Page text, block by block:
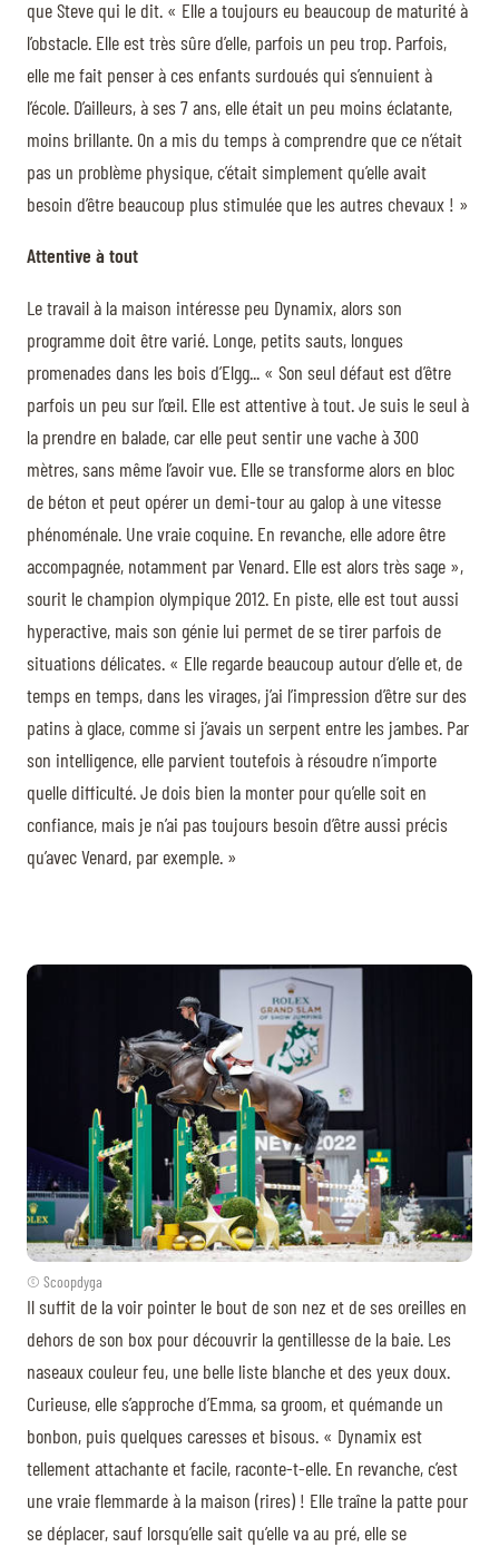
que Steve qui le dit. « Elle a toujours eu beaucoup de maturité à
l’obstacle. Elle est très sûre d’elle, parfois un peu trop. Parfois,
elle me fait penser à ces enfants surdoués qui s’ennuient à
l’école. D’ailleurs, à ses 7 ans, elle était un peu moins éclatante,
moins brillante. On a mis du temps à comprendre que ce n’était
pas un problème physique, c’était simplement qu’elle avait
besoin d’être beaucoup plus stimulée que les autres chevaux ! »
Attentive à tout
Le travail à la maison intéresse peu Dynamix, alors son
programme doit être varié. Longe, petits sauts, longues
promenades dans les bois d’Elgg... « Son seul défaut est d’être
parfois un peu sur l’œil. Elle est attentive à tout. Je suis le seul à
la prendre en balade, car elle peut sentir une vache à 300
mètres, sans même l’avoir vue. Elle se transforme alors en bloc
de béton et peut opérer un demi-tour au galop à une vitesse
phénoménale. Une vraie coquine. En revanche, elle adore être
accompagnée, notamment par Venard. Elle est alors très sage »,
sourit le champion olympique 2012. En piste, elle est tout aussi
hyperactive, mais son génie lui permet de se tirer parfois de
situations délicates. « Elle regarde beaucoup autour d’elle et, de
temps en temps, dans les virages, j’ai l’impression d’être sur des
patins à glace, comme si j’avais un serpent entre les jambes. Par
son intelligence, elle parvient toutefois à résoudre n’importe
quelle difficulté. Je dois bien la monter pour qu’elle soit en
confiance, mais je n’ai pas toujours besoin d’être aussi précis
qu’avec Venard, par exemple. »
© Scoopdyga
Il suffit de la voir pointer le bout de son nez et de ses oreilles en
dehors de son box pour découvrir la gentillesse de la baie. Les
naseaux couleur feu, une belle liste blanche et des yeux doux.
Curieuse, elle s’approche d’Emma, sa groom, et quémande un
bonbon, puis quelques caresses et bisous. « Dynamix est
tellement attachante et facile, raconte-t-elle. En revanche, c’est
une vraie flemmarde à la maison (rires) ! Elle traîne la patte pour
se déplacer, sauf lorsqu’elle sait qu’elle va au pré, elle se